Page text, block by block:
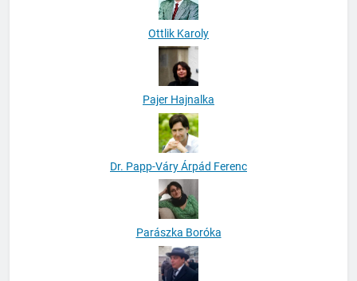
Ottlik Karoly
Pajer Hajnalka
Dr. Papp-Váry Árpád Ferenc
Parászka Boróka